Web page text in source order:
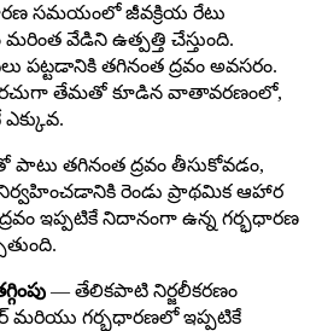
సమయంలో జీవక్రియ రేటు
వేడిని ఉత్పత్తి చేస్తుంది.
తగినంత ద్రవం అవసరం.
తేమతో కూడిన వాతావరణంలో,
పాటు తగినంత ద్రవం తీసుకోవడం,
రెండు ప్రాథమిక ఆహార
ఇప్పటికే నిదానంగా ఉన్న గర్భధారణ
— తేలికపాటి నిర్జలీకరణం
మరియు గర్భధారణలో ఇప్పటికే